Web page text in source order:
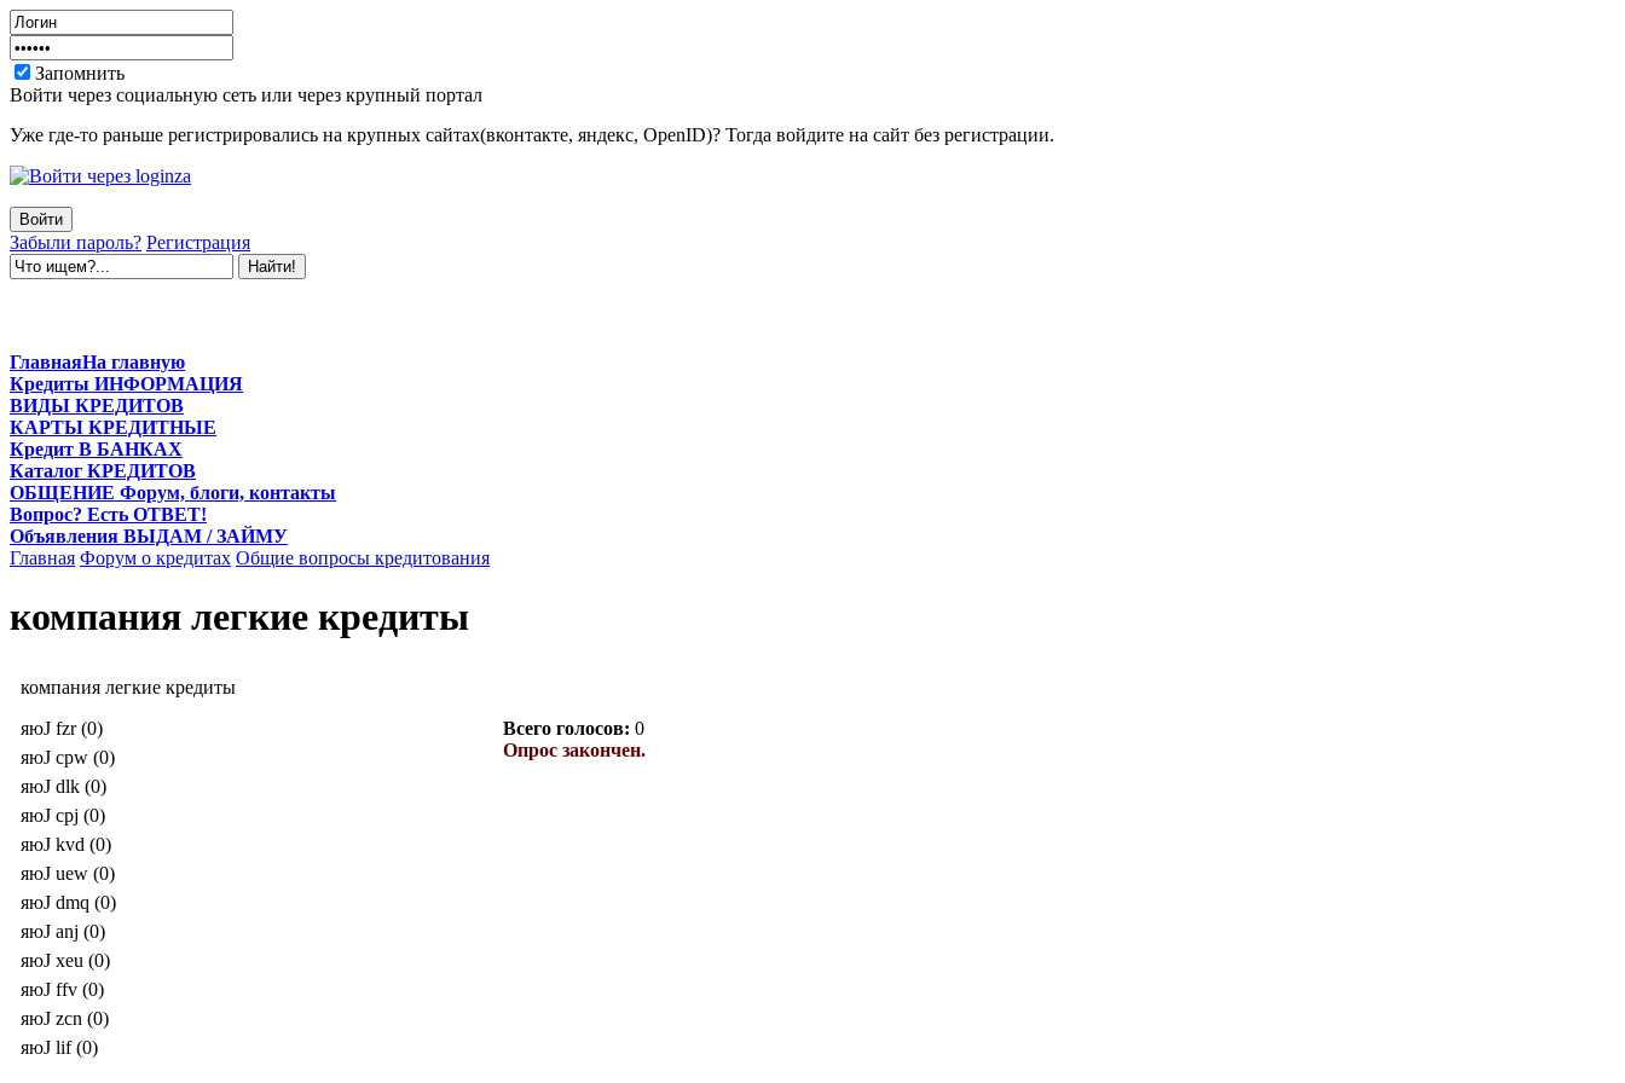
Запомнить
Войти через социальную сеть или через крупный портал
Уже где-то раньше регистрировались на крупных сайтах(вконтакте, яндекс, OpenID)? Тогда войдите на сайт без регистрации.
Забыли пароль? Регистрация
ГлавнаяНа главную
Кредиты ИНФОРМАЦИЯ
ВИДЫ КРЕДИТОВ
КАРТЫ КРЕДИТНЫЕ
Кредит В БАНКАХ
Каталог КРЕДИТОВ
ОБЩЕНИЕ Форум, блоги, контакты
Вопрос? Есть ОТВЕТ!
Объявления ВЫДАМ / ЗАЙМУ
Главная Форум о кредитах Общие вопросы кредитования
компания легкие кредиты
компания легкие кредиты
яюJ fzr (0)
яюJ cpw (0)
яюJ dlk (0)
яюJ cpj (0)
яюJ kvd (0)
яюJ uew (0)
яюJ dmq (0)
яюJ anj (0)
яюJ xeu (0)
яюJ ffv (0)
яюJ zcn (0)
яюJ lif (0)
Всего голосов: 0
Опрос закончен.